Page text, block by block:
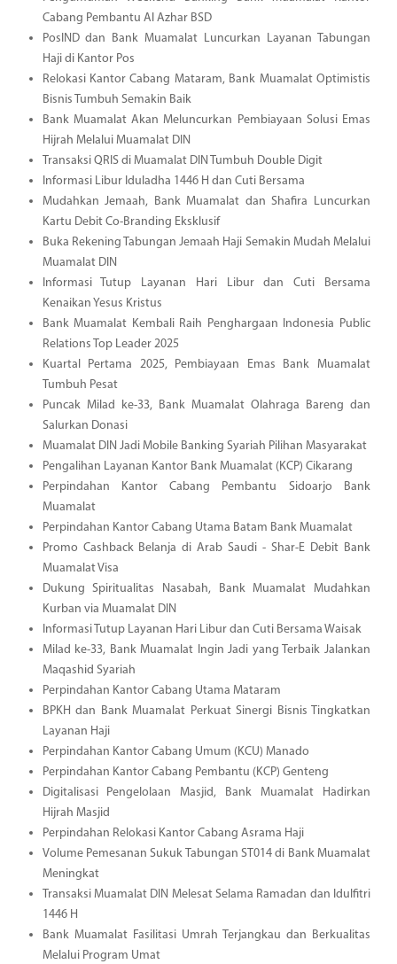
Cabang Pembantu Al Azhar BSD
PosIND dan Bank Muamalat Luncurkan Layanan Tabungan
Haji di Kantor Pos
Relokasi Kantor Cabang Mataram, Bank Muamalat Optimistis
Bisnis Tumbuh Semakin Baik
Bank Muamalat Akan Meluncurkan Pembiayaan Solusi Emas
Hijrah Melalui Muamalat DIN
Transaksi QRIS di Muamalat DIN Tumbuh Double Digit
Informasi Libur Iduladha 1446 H dan Cuti Bersama
Mudahkan Jemaah, Bank Muamalat dan Shafira Luncurkan
Kartu Debit Co-Branding Eksklusif
Buka Rekening Tabungan Jemaah Haji Semakin Mudah Melalui
Muamalat DIN
Informasi Tutup Layanan Hari Libur dan Cuti Bersama
Kenaikan Yesus Kristus
Bank Muamalat Kembali Raih Penghargaan Indonesia Public
Relations Top Leader 2025
Kuartal Pertama 2025, Pembiayaan Emas Bank Muamalat
Tumbuh Pesat
Puncak Milad ke-33, Bank Muamalat Olahraga Bareng dan
Salurkan Donasi
Muamalat DIN Jadi Mobile Banking Syariah Pilihan Masyarakat
Pengalihan Layanan Kantor Bank Muamalat (KCP) Cikarang
Perpindahan Kantor Cabang Pembantu Sidoarjo Bank
Muamalat
Perpindahan Kantor Cabang Utama Batam Bank Muamalat
Promo Cashback Belanja di Arab Saudi - Shar-E Debit Bank
Muamalat Visa
Dukung Spiritualitas Nasabah, Bank Muamalat Mudahkan
Kurban via Muamalat DIN
Informasi Tutup Layanan Hari Libur dan Cuti Bersama Waisak
Milad ke-33, Bank Muamalat Ingin Jadi yang Terbaik Jalankan
Maqashid Syariah
Perpindahan Kantor Cabang Utama Mataram
BPKH dan Bank Muamalat Perkuat Sinergi Bisnis Tingkatkan
Layanan Haji
Perpindahan Kantor Cabang Umum (KCU) Manado
Perpindahan Kantor Cabang Pembantu (KCP) Genteng
Digitalisasi Pengelolaan Masjid, Bank Muamalat Hadirkan
Hijrah Masjid
Perpindahan Relokasi Kantor Cabang Asrama Haji
Volume Pemesanan Sukuk Tabungan ST014 di Bank Muamalat
Meningkat
Transaksi Muamalat DIN Melesat Selama Ramadan dan Idulfitri
1446 H
Bank Muamalat Fasilitasi Umrah Terjangkau dan Berkualitas
Melalui Program Umat